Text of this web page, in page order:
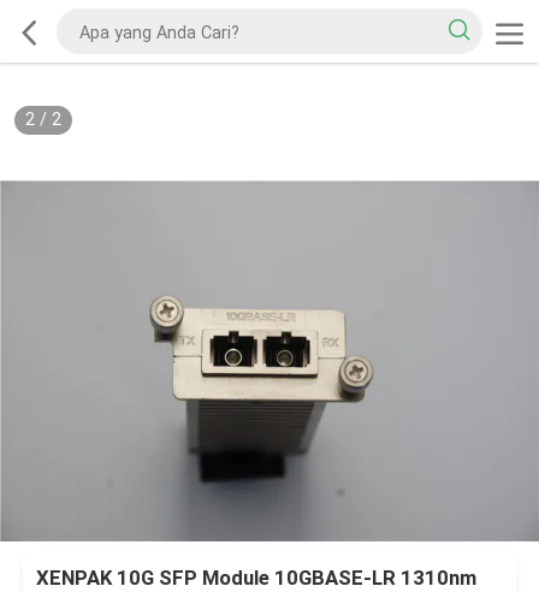
2/ 2
XENPAK 10G SFP Module 10GBASE-LR 1310nm